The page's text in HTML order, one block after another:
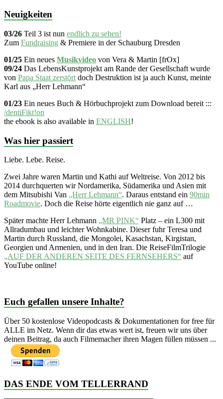
Neuigkeiten
03/26 Teil 3 ist nun endlich zu sehen!
Zum Fundraising & Premiere in der Schauburg Dresden
01/25 Ein neues Musikvideo von Vera & Martin [frOx]
09/24 Das LebensKunstprojekt am Rande der Gesellschaft wurde
von Papa Staat zerstört doch Destruktion ist ja auch Kunst, meinte
Karl aus „Herr Lehmann“
01/23 Ein neues Buch & Hörbuchprojekt zum Download bereit :::
/dentiFikt!on
the ebook is also available in ENGLISH!
Was hier passiert
Liebe. Lebe. Reise.
Zwei Jahre waren Martin und Kathi auf Weltreise. Von 2012 bis
2014 durchquerten wir Nordamerika, Südamerika und Asien mit
dem Mitsubishi Van „Herr Lehmann“. Daraus entstand ein 90min
Roadmovie. Doch die Reise hörte eigentlich nie ganz auf …
Später machte Herr Lehmann „MR PINK“ Platz – ein L300 mit
Allradumbau und leichter Wohnkabine. Dieser fuhr Teresa und
Martin durch Russland, die Mongolei, Kasachstan, Kirgistan,
Georgien und Armenien, und in den Iran. Die ReiseFilmTrilogie
„AUF DER ANDEREN SEITE DES FERNSEHERS“ auf
YouTube online!
Euch gefallen unsere Inhalte?
Über 50 kostenlose Videopodcasts & Dokumentationen for free für
ALLE im Netz. Wenn dir das etwas wert ist, freuen wir uns über
deinen Beitrag, da auch Filmemacher ihren Magen füllen müssen ...
DAS ENDE VOM TELLERRAND